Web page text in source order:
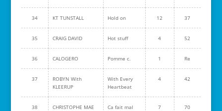
34 KT TUNSTALL Hold on 12 37
35 CRAIG DAVID Hot stuff 4 52
36 CALOGERO Pomme c. 1 Re
37
ROBYN With
KLEERUP
With Every
Heartbeat
4 42
38 CHRISTOPHE MAE Ca fait mal 7 70